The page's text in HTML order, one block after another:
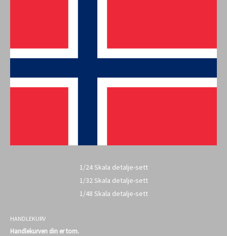
1/24 Skala detalje-sett
1/32 Skala detalje-sett
1/48 Skala detalje-sett
HANDLEKURV
Handlekurven din er tom.